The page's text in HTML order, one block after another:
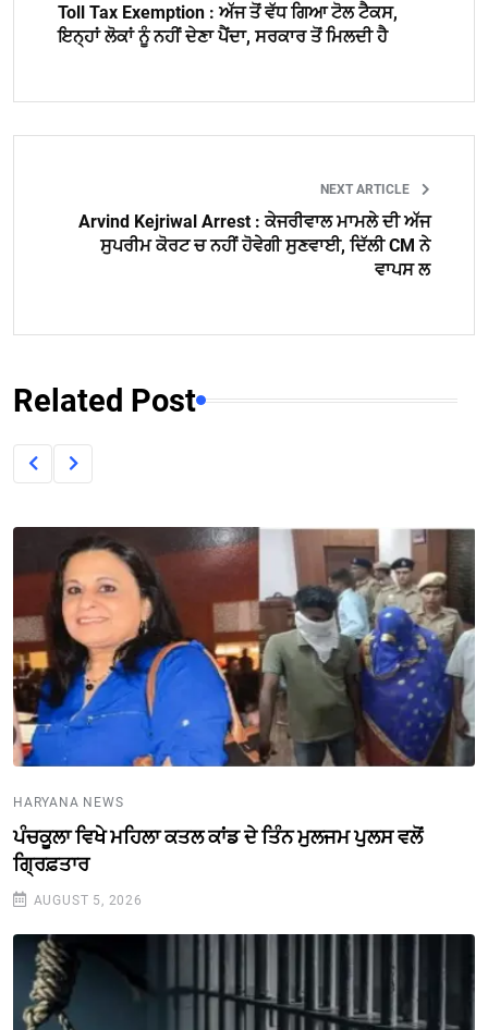
Toll Tax Exemption : ਅੱਜ ਤੋਂ ਵੱਧ ਗਿਆ ਟੋਲ ਟੈਕਸ,
ਇਨ੍ਹਾਂ ਲੋਕਾਂ ਨੂੰ ਨਹੀਂ ਦੇਣਾ ਪੈਂਦਾ, ਸਰਕਾਰ ਤੋਂ ਮਿਲਦੀ ਹੈ
NEXT ARTICLE
Arvind Kejriwal Arrest : ਕੇਜਰੀਵਾਲ ਮਾਮਲੇ ਦੀ ਅੱਜ
ਸੁਪਰੀਮ ਕੋਰਟ ਚ ਨਹੀਂ ਹੋਵੇਗੀ ਸੁਣਵਾਈ, ਦਿੱਲੀ CM ਨੇ
ਵਾਪਸ ਲ
Related Post
HARYANA NEWS
ਪੰਚਕੂਲਾ ਵਿਖੇ ਮਹਿਲਾ ਕਤਲ ਕਾਂਡ ਦੇ ਤਿੰਨ ਮੁਲਜਮ ਪੁਲਸ ਵਲੋਂ
ਗ੍ਰਿਫ਼ਤਾਰ
AUGUST 5, 2026